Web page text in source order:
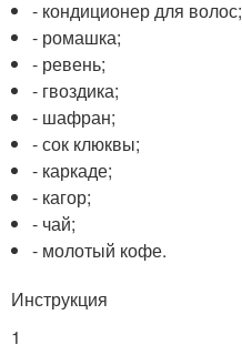
- кондиционер для волос;
- ромашка;
- ревень;
- гвоздика;
- шафран;
- сок клюквы;
- каркаде;
- кагор;
- чай;
- молотый кофе.
Инструкция
1